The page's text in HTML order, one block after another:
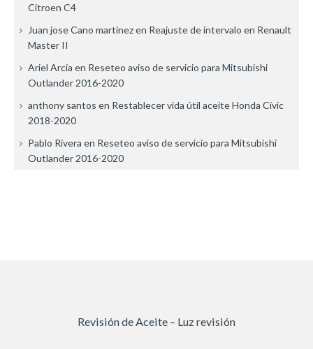
Citroen C4
Juan jose Cano martinezen Reajuste de intervalo en Renault
Master II
Ariel Arcia en Reseteo aviso de servicio para Mitsubishi
Outlander 2016-2020
anthony santos en Restablecer vida útil aceite Honda Civic
2018-2020
Pablo Rivera en Reseteo aviso de servicio para Mitsubishi
Outlander 2016-2020
Revisión de Aceite – Luz revisión